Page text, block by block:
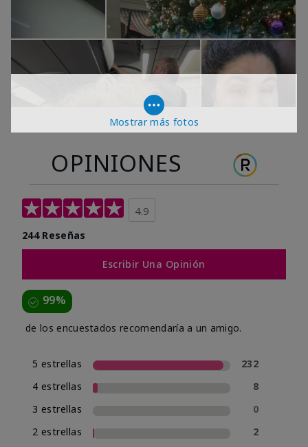
Mostrar más fotos
OPINIONES
4.9
244 Reseñas
Escribir Una Opinión
99%
de los encuestados recomendaría a un amigo.
5 estrellas
232
4 estrellas
8
3 estrellas
0
2 estrellas
2